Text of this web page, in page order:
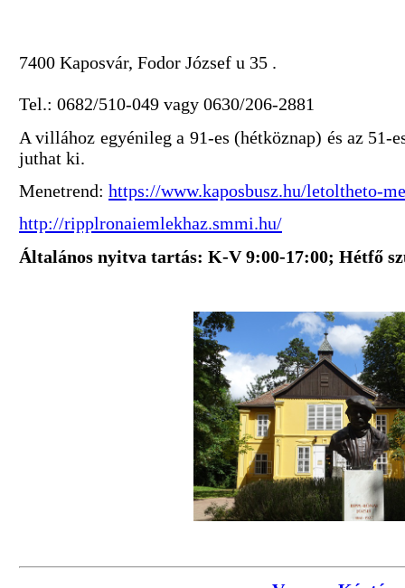
7400 Kaposvár, Fodor József u 35 .
Tel.: 0682/510-049 vagy 0630/206-2881
A villához egyénileg a 91-es (hétköznap) és az 51-
juthat ki.
Menetrend: https://www.kaposbusz.hu/letoltheto-
http://ripplronaiemlekhaz.smmi.hu/
Általános nyitva tartás: K-V 9:00-17:00; Hétfő